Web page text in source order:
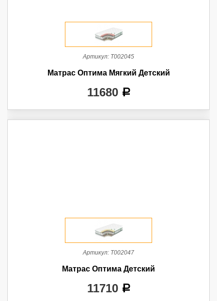
Артикул: Т002045
Матрас Оптима Мягкий Детский
11680 a
Артикул: Т002047
Матрас Оптима Детский
11710 a